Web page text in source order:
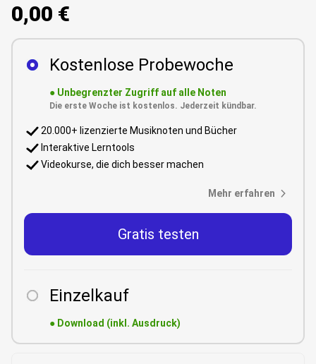
0,00 €
Kostenlose Probewoche
● Unbegrenzter Zugriff auf alle Noten
Die erste Woche ist kostenlos. Jederzeit kündbar.
20.000+ lizenzierte Musiknoten und Bücher
Interaktive Lerntools
Videokurse, die dich besser machen
Mehr erfahren
Gratis testen
Einzelkauf
● Download (inkl. Ausdruck)